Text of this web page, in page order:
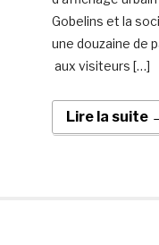
Gobelins et la
une douzaine de
aux visiteurs […]
Lire la suite